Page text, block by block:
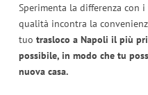
Sperimenta la differenza con
qualità incontra la
tuo trasloco a Napoli il più
possibile, in modo che tu
nuova casa.